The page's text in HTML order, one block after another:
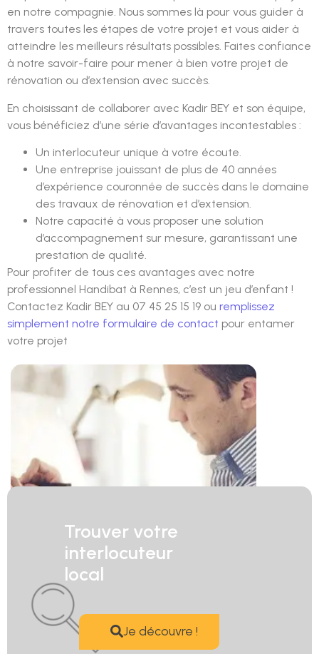
en notre compagnie. Nous sommes là pour vous guider à
travers toutes les étapes de votre projet et vous aider à
atteindre les meilleurs résultats possibles. Faites confiance
à notre savoir-faire pour mener à bien votre projet de
rénovation ou d’extension avec succès.
En choisissant de collaborer avec Kadir BEY et son équipe,
vous bénéficiez d’une série d’avantages incontestables :
Un interlocuteur unique à votre écoute.
Une entreprise jouissant de plus de 40 années
d’expérience couronnée de succès dans le domaine
des travaux de rénovation et d’extension.
Notre capacité à vous proposer une solution
d’accompagnement sur mesure, garantissant une
prestation de qualité.
Pour profiter de tous ces avantages avec notre
professionnel Handibat à Rennes, c’est un jeu d’enfant !
Contactez Kadir BEY au 07 45 25 15 19 ou remplissez
simplement notre formulaire de contact pour entamer
votre projet
Trouver votre
interlocuteur
local
Je découvre !